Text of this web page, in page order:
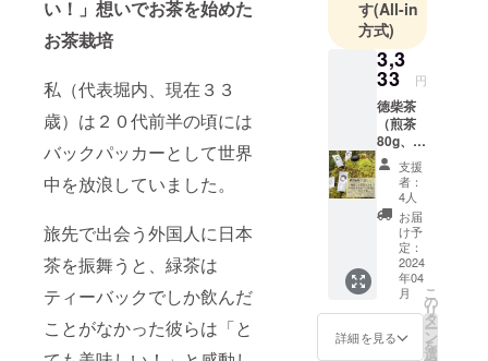
い！」想いでお茶を始めた
お茶栽培
私（代表堀内、現在３３
歳）は２０代前半の頃には
バックパッカーとして世界
中を放浪していました。
旅先で出会う外国人に日本
茶を振舞うと、緑茶は
ティーバックでしか飲んだ
ことがなかった彼らは「と
す(All-in
方式)
3,3
33 円
徳柴茶
（煎茶
80g、紅
茶80g、
ほうじ
茶80g、
抹茶
30g）の
中から
お好き
なお茶
一点。
徳柴農
園の販
売サイ
支援
者：
4人
お届
け予
定：
2024
年04
月
詳細を見る
こ
の
リ
タ
ー
ン
を
選